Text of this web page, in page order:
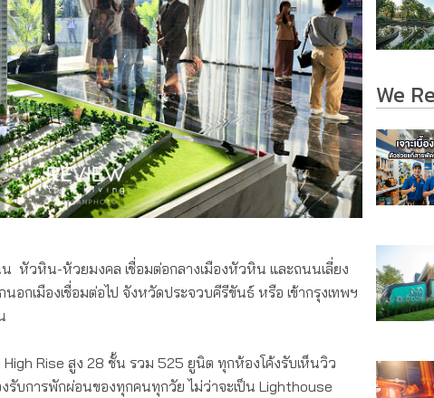
หัวหิน-ห้วยมงคล เชื่อมต่อกลางเมืองหัวหิน และถนนเลี่ยง
อกเมืองเชื่อมต่อไป จังหวัดประจวบคีรีขันธ์ หรือ เข้ากรุงเทพฯ
High Rise สูง 28 ชั้น รวม 525 ยูนิต ทุกห้องโค้งรับเห็นวิว
งรับการพักผ่อนของทุกคนทุกวัย ไม่ว่าจะเป็น Lighthouse
We